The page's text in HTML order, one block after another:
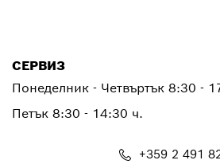
СЕРВИЗ
Понеделник - Четвъртък 8:30 -
Петък 8:30 - 14:30 ч.
+359 2 491